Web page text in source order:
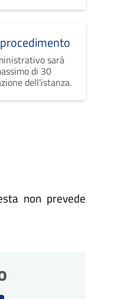
sarà
di 30
dell'istanza.
non prevede